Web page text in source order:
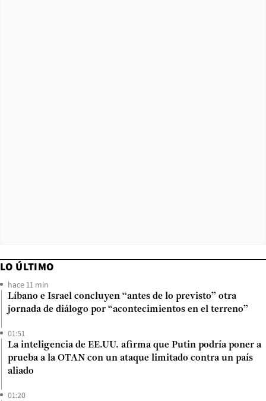
LO ÚLTIMO
hace 11 min
Líbano e Israel concluyen “antes de lo previsto” otra
jornada de diálogo por “acontecimientos en el terreno”
01:51
La inteligencia de EE.UU. afirma que Putin podría poner a
prueba a la OTAN con un ataque limitado contra un país
aliado
01:20